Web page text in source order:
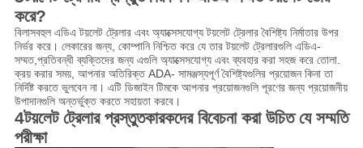
করে?
বিলাসবহুল এডিএ টয়লেট ট্রেলার এবং অ্যাক্সেসযোগ্য টয়লেট ট্রেলার বৈশিষ্ট্য নির্মাতার উপর
নির্ভর করে। লেকারের জন্য, কোম্পানি নিশ্চিত করে যে তার টয়লেট ট্রেলারগুলি এডিএ-
সম্মত,প্রতিবন্ধী ব্যক্তিদের জন্য এগুলি অ্যাক্সেসযোগ্য এবং ব্যবহার করা সহজ করে তোলা.
ক্রয় করার সময়, আপনার অতিরিক্ত ADA- সামঞ্জস্যপূর্ণ বৈশিষ্ট্যগুলির প্রয়োজন কিনা তা
নির্দিষ্ট করতে ভুলবেন না। এটি ডিজাইন টিমকে আপনার প্রয়োজনগুলি পূরণের জন্য প্রয়োজনীয়
উপাদানগুলি অন্তর্ভুক্ত করতে সহায়তা করবে।
4টয়লেট ট্রেলার প্রস্তুতকারকদের বিবেচনা করা উচিত যে সম্মতি
পরীক্ষা